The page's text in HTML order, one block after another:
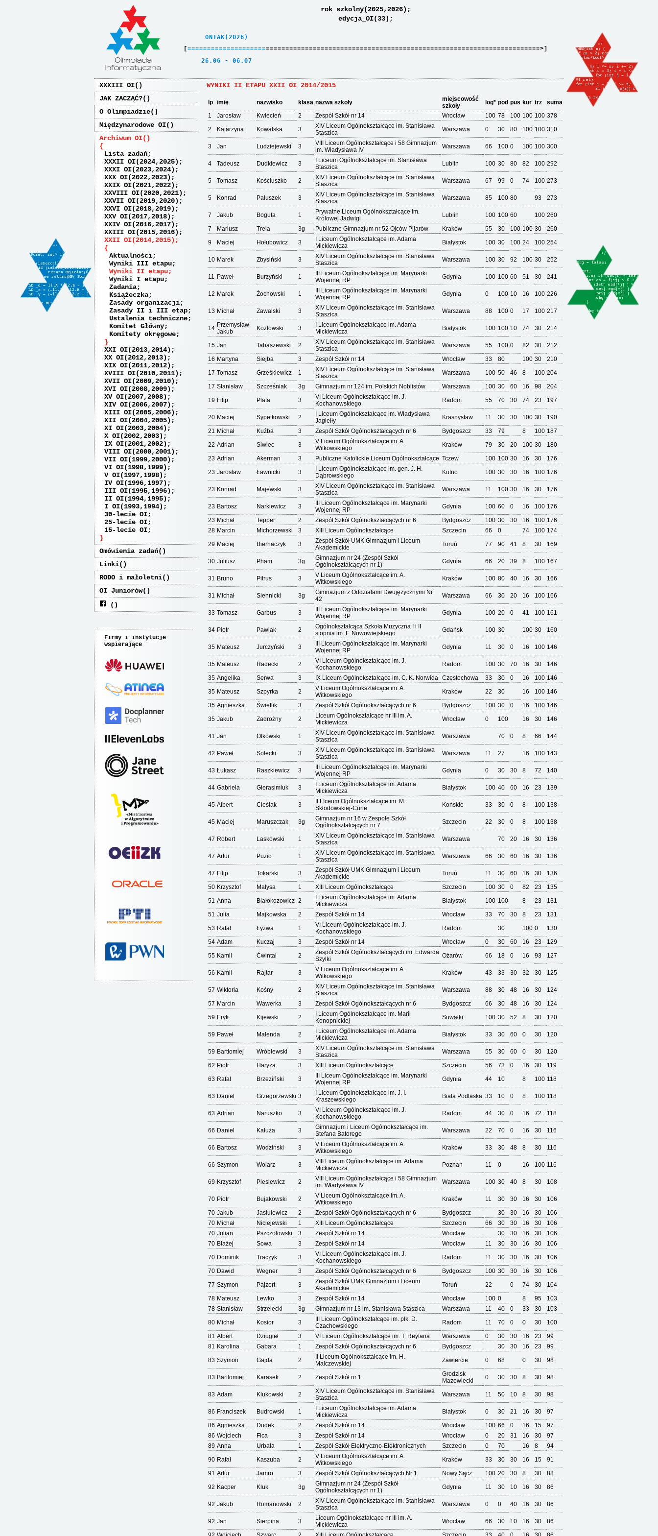
rok_szkolny(2025,2026);
edycja_OI(33);
    ONTAK(2026)
[ ==========================================================================================>]
   26.06 - 06.07
XXXIII OI
JAK ZACZĄĆ?
O Olimpiadzie
Międzynarodowe OI
Archiwum OI
Lista zadań
XXXII OI(2024,2025)
XXXI OI(2023,2024)
XXX OI(2022,2023)
XXIX OI(2021,2022)
XXVIII OI(2020,2021)
XXVII OI(2019,2020)
XXVI OI(2018,2019)
XXV OI(2017,2018)
XXIV OI(2016,2017)
XXIII OI(2015,2016)
XXII OI(2014,2015)
Aktualności
Wyniki III etapu
Wyniki II etapu
Wyniki I etapu
Zadania
Książeczka
Zasady organizacji
Zasady II i III etap
Ustalenia techniczne
Komitet Główny
Komitety okręgowe
XXI OI(2013,2014)
XX OI(2012,2013)
XIX OI(2011,2012)
XVIII OI(2010,2011)
XVII OI(2009,2010)
XVI OI(2008,2009)
XV OI(2007,2008)
XIV OI(2006,2007)
XIII OI(2005,2006)
XII OI(2004,2005)
XI OI(2003,2004)
X OI(2002,2003)
IX OI(2001,2002)
VIII OI(2000,2001)
VII OI(1999,2000)
VI OI(1998,1999)
V OI(1997,1998)
IV OI(1996,1997)
III OI(1995,1996)
II OI(1994,1995)
I OI(1993,1994)
30-lecie OI
25-lecie OI
15-lecie OI
Omówienia zadań
Linki
RODO i małoletni
OI Juniorów
Firmy i instytucje
wspierające
WYNIKI II ETAPU XXII OI 2014/2015
lp imię nazwisko klasa nazwa szkoły
miejscowość
szkoły
log* pod pus kur trz
suma
1
Jarosław Kwiecień 2 Zespół Szkół nr 14 Wrocław 100 78 100 100 100 378
2
Katarzyna Kowalska 3
XIV Liceum Ogólnokształcące im. Stanisława
Staszica
Warszawa 0 30 80 100 100 310
3 Jan Ludziejewski 3
VIII Liceum Ogólnokształcące i 58 Gimnazjum
im. Władysława IV
Warszawa 66 100 0 100 100 300
4 Tadeusz Dudkiewicz 3
I Liceum Ogólnokształcące im. Stanisława
Staszica
Lublin 100 30 80 82 100 292
5 Tomasz Kościuszko 2
XIV Liceum Ogólnokształcące im. Stanisława
Staszica
Warszawa 67 99 0 74 100 273
5 Konrad Paluszek 3
XIV Liceum Ogólnokształcące im. Stanisława
Staszica
Warszawa 85 100 80 93 273
7 Jakub Boguta 1
Prywatne Liceum Ogólnokształcące im.
Królowej Jadwigi
Lublin 100 100 60 100 260
7
Mariusz Trela 3g Publiczne Gimnazjum nr 52 Ojców Pijarów Kraków 55 30 100 100 30
260
9
Maciej Hołubowicz 3
I Liceum Ogólnokształcące im. Adama
Mickiewicza
Białystok 100 30 100 24 100 254
10 Marek Zbysiński 3
XIV Liceum Ogólnokształcące im. Stanisława
Staszica
Warszawa 100 30 92 100 30 252
11 Paweł Burzyński 1
III Liceum Ogólnokształcące im. Marynarki
Wojennej RP
Gdynia 100 100 60 51 30 241
12 Marek Żochowski 1
III Liceum Ogólnokształcące im. Marynarki
Wojennej RP
Gdynia 0 100 10 16 100 226
13 Michał Zawalski 3
XIV Liceum Ogólnokształcące im. Stanisława
Staszica
Warszawa 88 100 0 17 100 217
14 Przemysław
Jakub
Kozłowski 3
I Liceum Ogólnokształcące im. Adama
Mickiewicza
Białystok 100 100 10 74 30 214
15 Jan Tabaszewski 2
XIV Liceum Ogólnokształcące im. Stanisława
Staszica
Warszawa 55 100 0 82 30
212
16 Martyna Siejba 3 Zespół Szkół nr 14 Wrocław 33 80 100 30
210
17 Tomasz Grześkiewicz 1
XIV Liceum Ogólnokształcące im. Stanisława
Staszica
Warszawa 100 50 46 8 100 204
17 Stanisław Szcześniak 3g Gimnazjum nr 124 im. Polskich Noblistów Warszawa 100 30 60 16 98
204
19 Filip Plata 3
VI Liceum Ogólnokształcące im. J.
Kochanowskiego
Radom 55 70 30 74 23 197
20 Maciej Sypetkowski 2
I Liceum Ogólnokształcące im. Władysława
Jagiełły
Krasnystaw 11 30 30 100 30
190
21 Michał Kuźba 3 Zespół Szkół Ogólnokształcących nr 6 Bydgoszcz 33 79 8 100 187
22 Adrian Siwiec 3
V Liceum Ogólnokształcące im. A.
Witkowskiego
Kraków 79 30 20 100 30
180
23 Adrian Akerman 3 Publiczne Katolickie Liceum Ogólnokształcące Tczew 100 100 30 16 30
176
23 Jarosław Ławnicki 3
I Liceum Ogólnokształcące im. gen. J. H.
Dąbrowskiego
Kutno 100 30 30 16 100 176
23 Konrad Majewski 3
XIV Liceum Ogólnokształcące im. Stanisława
Staszica
Warszawa 11 100 30 16 30 176
23 Bartosz Narkiewicz 3
III Liceum Ogólnokształcące im. Marynarki
Wojennej RP
Gdynia 100 60 0 16 100 176
23 Michał Tepper 2 Zespół Szkół Ogólnokształcących nr 6 Bydgoszcz 100 30 30 16 100 176
28 Marcin Michorzewski 3 XIII Liceum Ogólnokształcące Szczecin 66 0 74 100 174
29 Maciej Biernaczyk 3
Zespół Szkół UMK Gimnazjum i Liceum
Akademickie
Toruń 77 90 41 8 30 169
30 Juliusz Pham 3g
Gimnazjum nr 24 (Zespół Szkól
Ogólnokształcących nr 1)
Gdynia 66 20 39 8 100 167
31 Bruno Pitrus 3
V Liceum Ogólnokształcące im. A.
Witkowskiego
Kraków 100 80 40 16 30 166
31 Michał Siennicki 3g
Gimnazjum z Oddziałami Dwujęzycznymi Nr
42
Warszawa 66 30 20 16 100 166
33 Tomasz Garbus 3
III Liceum Ogólnokształcące im. Marynarki
Wojennej RP
Gdynia 100 20 0 41 100 161
34 Piotr Pawlak 2
Ogólnokształcąca Szkoła Muzyczna I i II
stopnia im. F. Nowowiejskiego
Gdańsk 100 30 100 30 160
35 Mateusz Jurczyński 3
III Liceum Ogólnokształcące im. Marynarki
Wojennej RP
Gdynia 11 30 0 16 100 146
35 Mateusz Radecki 2
VI Liceum Ogólnokształcące im. J.
Kochanowskiego
Radom 100 30 70 16 30
146
35 Angelika Serwa 3 IX Liceum Ogólnokształcące im. C. K. Norwida Częstochowa 33 30 0 16 100 146
35 Mateusz Szpyrka 2
V Liceum Ogólnokształcące im. A.
Witkowskiego
Kraków 22 30 16 100 146
35 Agnieszka Świetlik 3 Zespół Szkół Ogólnokształcących nr 6 Bydgoszcz 100 30 0 16 100 146
35 Jakub Zadrożny 2
Liceum Ogólnokształcące nr III im. A.
Mickiewicza
Wrocław 0 100 16 30 146
41 Jan Olkowski 1
XIV Liceum Ogólnokształcące im. Stanisława
Staszica
Warszawa 70 0 8 66 144
42 Paweł Solecki 3
XIV Liceum Ogólnokształcące im. Stanisława
Staszica
Warszawa 11 27 16 100 143
43 Łukasz Raszkiewicz 3
III Liceum Ogólnokształcące im. Marynarki
Wojennej RP
Gdynia 0 30 30 8 72 140
44 Gabriela Gierasimiuk 3
I Liceum Ogólnokształcące im. Adama
Mickiewicza
Białystok 100 40 60 16 23 139
45 Albert Cieślak 3
II LIceum Ogólnokształcące im. M.
Skłodowskiej-Curie
Końskie 33 30 0 8 100 138
45 Maciej Maruszczak 3g
Gimnazjum nr 16 w Zespołe Szkół
Ogólnokształcących nr 7
Szczecin 22 30 0 8 100 138
47 Robert Laskowski 1
XIV Liceum Ogólnokształcące im. Stanisława
Staszica
Warszawa 70 20 16 30 136
47 Artur Puzio 1
XIV Liceum Ogólnokształcące im. Stanisława
Staszica
Warszawa 66 30 60 16 30 136
47 Filip Tokarski 3
Zespół Szkół UMK Gimnazjum i Liceum
Akademickie
Toruń 11 30 60 16 30
136
50 Krzysztof Małysa 1 XIII Liceum Ogólnokształcące Szczecin 100 30 0 82 23
135
51 Anna Białokozowicz 2
I Liceum Ogólnokształcące im. Adama
Mickiewicza
Białystok 100 100 8 23
131
51 Julia Majkowska 2 Zespół Szkół nr 14 Wrocław 33 70 30 8 23
131
53 Rafał Łyżwa 1
VI Liceum Ogólnokształcące im. J.
Kochanowskiego
Radom 30 100 0
130
54 Adam Kuczaj 3 Zespół Szkół nr 14 Wrocław 0 30 60 16 23
129
55 Kamil Ćwintal 2
Zespół Szkół Ogólnokształcących im. Edwarda
Szylki
Ożarów 66 18 0 16 93 127
56 Kamil Rajtar 3
V Liceum Ogólnokształcące im. A.
Witkowskiego
Kraków 43 33 30 32 30 125
57 Wiktoria Kośny 2
XIV Liceum Ogólnokształcące im. Stanisława
Staszica
Warszawa 88 30 48 16 30
124
57 Marcin Wawerka 3 Zespół Szkół Ogólnokształcących nr 6 Bydgoszcz 66 30 48 16 30
124
59 Eryk Kijewski 2
I Liceum Ogólnokształcące im. Marii
Konopnickiej
Suwałki 100 30 52 8 30 120
59 Paweł Malenda 2
I Liceum Ogólnokształcące im. Adama
Mickiewicza
Białystok 33 30 60 0 30 120
59 Bartłomiej Wróblewski 3
XIV Liceum Ogólnokształcące im. Stanisława
Staszica
Warszawa 55 30 60 0 30
120
62 Piotr Haryza 3 XIII Liceum Ogólnokształcące Szczecin 56 73 0 16 30
119
63 Rafał Brzeziński 3
III Liceum Ogólnokształcące im. Marynarki
Wojennej RP
Gdynia 44 10 8 100 118
63 Daniel Grzegorzewski 3
I Liceum Ogólnokształcące im. J. I.
Kraszewskiego
Biała Podlaska 33 10 0 8 100 118
63 Adrian Naruszko 3
VI Liceum Ogólnokształcące im. J.
Kochanowskiego
Radom 44 30 0 16 72 118
66 Daniel Kałuża 3
Gimnazjum i Liceum Ogólnokształcące im.
Stefana Batorego
Warszawa 22 70 0 16 30 116
66 Bartosz Wodziński 3
V Liceum Ogólnokształcące im. A.
Witkowskiego
Kraków 33 30 48 8 30 116
66 Szymon Wolarz 3
VIII Liceum Ogólnokształcące im. Adama
Mickiewicza
Poznań 11 0 16 100 116
69 Krzysztof Piesiewicz 2
VIII Liceum Ogólnokształcące i 58 Gimnazjum
im. Władysława IV
Warszawa 100 30 40 8 30 108
70 Piotr Bujakowski 2
V Liceum Ogólnokształcące im. A.
Witkowskiego
Kraków 11 30 30 16 30
106
70 Jakub Jasiulewicz 2 Zespół Szkół Ogólnokształcących nr 6 Bydgoszcz 30 30 16 30
106
70 Michał Niciejewski 1 XIII Liceum Ogólnokształcące Szczecin 66 30 30 16 30
106
70 Julian Pszczołowski 3 Zespół Szkół nr 14 Wrocław 30 30 16 30
106
70 Błażej Sowa 3 Zespół Szkół nr 14 Wrocław 11 30 30 16 30
106
70 Dominik Traczyk 3
VI Liceum Ogólnokształcące im. J.
Kochanowskiego
Radom 11 30 30 16 30
106
70 Dawid Wegner 3 Zespół Szkół Ogólnokształcących nr 6 Bydgoszcz 100 30 30 16 30
106
77 Szymon Pajzert 3
Zespół Szkół UMK Gimnazjum i Liceum
Akademickie
Toruń 22 0 74 30
104
78 Mateusz Lewko 3 Zespół Szkół nr 14 Wrocław 100 0 8 95
103
78 Stanisław Strzelecki 3g Gimnazjum nr 13 im. Stanisława Staszica Warszawa 11 40 0 33 30
103
80 Michał Kosior 3
III Liceum Ogólnokształcące im. płk. D.
Czachowskiego
Radom 11 70 0 0 30
100
81 Albert Dziugieł 3 VI Liceum Ogólnokształcące im. T. Reytana Warszawa 0 30 30 16 23
99
81 Karolina Gabara 1 Zespół Szkół Ogólnokształcących nr 6 Bydgoszcz 30 30 16 23
99
83 Szymon Gajda 2
II Liceum Ogólnokształcące im. H.
Malczewskiej
Zawiercie 0 68 0 30 98
83 Bartłomiej Karasek 2 Zespół Szkół nr 1
Grodzisk
Mazowiecki
0 30 30 8 30 98
83 Adam Klukowski 2
XIV Liceum Ogólnokształcące im. Stanisława
Staszica
Warszawa 11 50 10 8 30 98
86 Franciszek Budrowski 1
I Liceum Ogólnokształcące im. Adama
Mickiewicza
Białystok 0 30 21 16 30
97
86 Agnieszka Dudek 2 Zespół Szkół nr 14 Wrocław 100 66 0 16 15
97
86 Wojciech Fica 3 Zespół Szkół nr 14 Wrocław 0 20 31 16 30
97
89 Anna Urbala 1 Zespół Szkół Elektryczno-Elektronicznych Szczecin 0 70 16 8
94
90 Rafał Kaszuba 2
V Liceum Ogólnokształcące im. A.
Witkowskiego
Kraków 33 30 30 16 15
91
91 Artur Jamro 3 Zespół Szkół Ogólnokształcących Nr 1 Nowy Sącz 100 20 30 8 30
88
92 Kacper Kluk 3g
Gimnazjum nr 24 (Zespół Szkół
Ogólnokształcących nr 1)
Gdynia 11 30 10 16 30 86
92 Jakub Romanowski 2
XIV Liceum Ogólnokształcące im. Stanisława
Staszica
Warszawa 0 0 40 16 30 86
92 Jan Sierpina 3
Liceum Ogólnokształcące nr III im. A.
Mickiewicza
Wrocław 66 30 10 16 30
86